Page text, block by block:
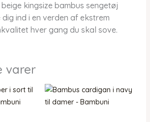
kingsize bambus sengetøj
dig ind i en verden af ekstrem
hver gang du skal sove.
varer